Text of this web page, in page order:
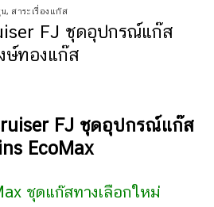
, สาระเรื่องแก๊ส
FJ ชุดอุปกรณ์แก๊ส
ษ์ทองแก๊ส
FJ ชุดอุปกรณ์แก๊ส
EcoMax
ชุดแก๊สทางเลือกใหม่